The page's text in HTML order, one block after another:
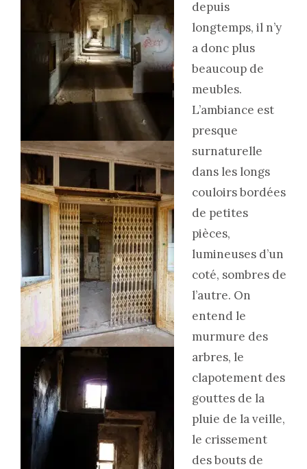
depuis
longtemps, il n’y
a donc plus
beaucoup de
meubles.
L’ambiance est
presque
surnaturelle
dans les longs
couloirs bordées
de petites
pièces,
lumineuses d’un
coté, sombres de
l’autre. On
entend le
murmure des
arbres, le
clapotement des
gouttes de la
pluie de la veille,
le crissement
des bouts de